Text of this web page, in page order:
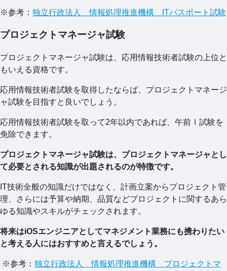
※参考： 独立行政法人 情報処理推進機構 ITパスポート試験
プロジェクトマネージャ試験
プロジェクトマネージャ試験は、応用情報技術者試験の上位と
もいえる資格です。
応用情報技術者試験を取得したならば、プロジェクトマネージ
ャ試験を目指すと良いでしょう。
応用情報技術者試験を取って2年以内であれば、午前Ⅰ試験を
免除できます。
プロジェクトマネージャ試験は、プロジェクトマネージャとし
て必要とされる知識が出題されるのが特徴です。
IT技術全般の知識だけではなく、計画立案からプロジェクト管
理、さらには予算や納期、品質などプロジェクトに関するあら
ゆる知識やスキルがチェックされます。
将来はiOSエンジニアとしてマネジメント業務にも携わりたい
と考える人にはおすすめと言えるでしょう。
※参考： 独立行政法人 情報処理推進機構 プロジェクトマ